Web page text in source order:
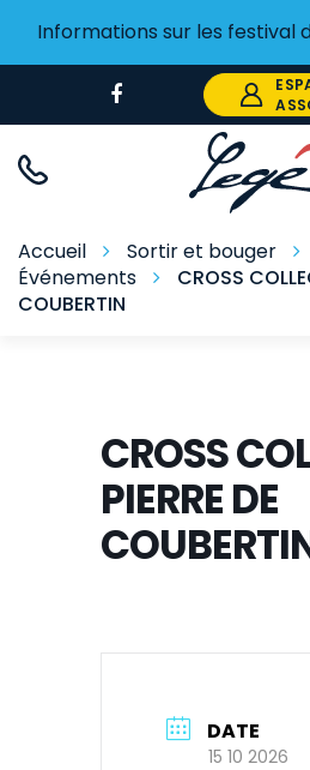
Informations sur les festival
vers
Facebook
Accueil Sortir et bouger
Événements
CROSS
COUBERTIN
CROSS
PIERRE DE
DATE
15 10 2026